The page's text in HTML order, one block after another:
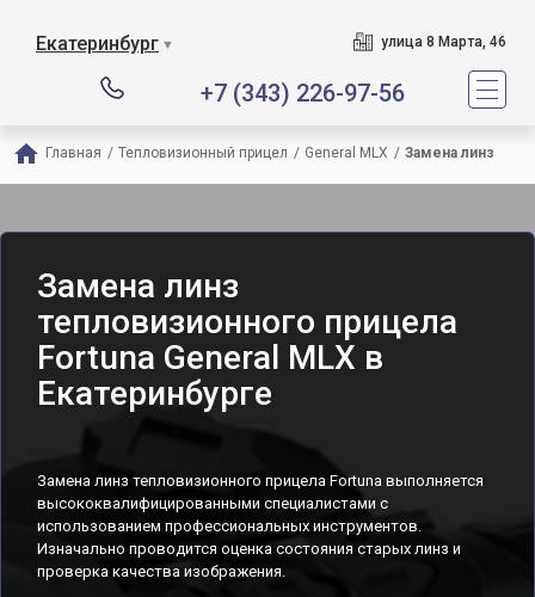
Екатеринбург ▼ улица 8 Марта, 46
+7 (343) 226-97-56
Главная / Тепловизионный прицел / General MLX / Замена линз
Замена линз
тепловизионного прицела
Fortuna General MLX в
Екатеринбурге
Замена линз тепловизионного прицела Fortuna выполняется
высококвалифицированными специалистами с
использованием профессиональных инструментов.
Изначально проводится оценка состояния старых линз и
проверка качества изображения.